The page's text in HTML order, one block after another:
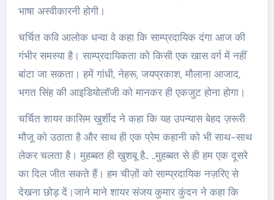
भाषा अस्वीकारनी होगी।
चर्चित कवि आलोक धन्वा वे कहा कि साम्प्रदायिक दंगा आज की
गंभीर समस्या है। साम्प्रदायिकता को किसी एक खास वर्ग में नहीं
बांटा जा सकता। हमें गांधी, नेहरू, जयप्रकाश, मौलाना आजाद,
भगत सिंह की आइडियोलॉजी को मानकर ही एकजुट होना होगा।
चर्चित शायर कासिम खुर्शीद ने कहा कि यह उपन्यास बेहद ज़रूरी
मौजू को उठाता है और साथ ही एक प्रेम कहानी को भी साथ-साथ
लेकर चलता है। मुहब्बत ही खुशबू है.. ..मुहब्बत से ही हम एक दूसरे
का दिल जीत सकते हैं। हम चीज़ों को साम्प्रदायिक नज़रिए से
देखना छोड़ दें।जाने माने शायर संजय कुमार कुंदन ने कहा कि